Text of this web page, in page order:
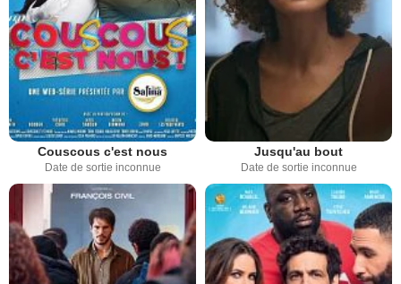
Couscous c'est nous
Date de sortie inconnue
Jusqu'au bout
Date de sortie inconnue